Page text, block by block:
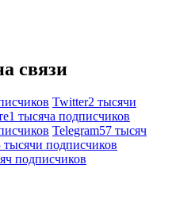
связи
Twitter2 тысячи
1 тысяча подписчиков
Telegram57 тысяч
тысячи подписчиков
подписчиков